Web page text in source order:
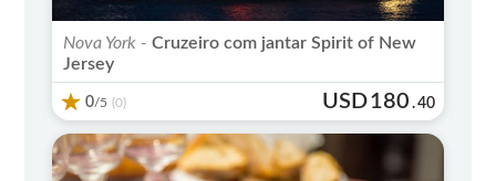
Nova York - Cruzeiro com jantar Spirit of New
Jersey
0/5 (0) USD180 .40